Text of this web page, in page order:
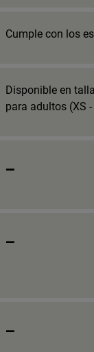
Cumple con los
Disponible en
para adultos (XS
_
_
_